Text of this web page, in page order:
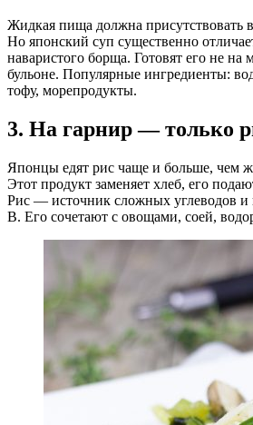
Жидкая пища должна присутствовать
Но японский суп существенно
наваристого борща. Готовят его не
бульоне. Популярные ингредиенты:
тофу, морепродукты.
3. На гарнир — только
Японцы едят рис чаще и больше, чем
Этот продукт заменяет хлеб, его
Рис — источник сложных углеводов
В. Его сочетают с овощами, соей,